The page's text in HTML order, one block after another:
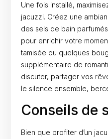
Une fois installé,
jacuzzi. Créez une
des sels de bain
pour enrichir votre
tamisée ou quelques
supplémentaire de
discuter, partager vos
le silence ensemble,
Conseils de
Bien que profiter d’un